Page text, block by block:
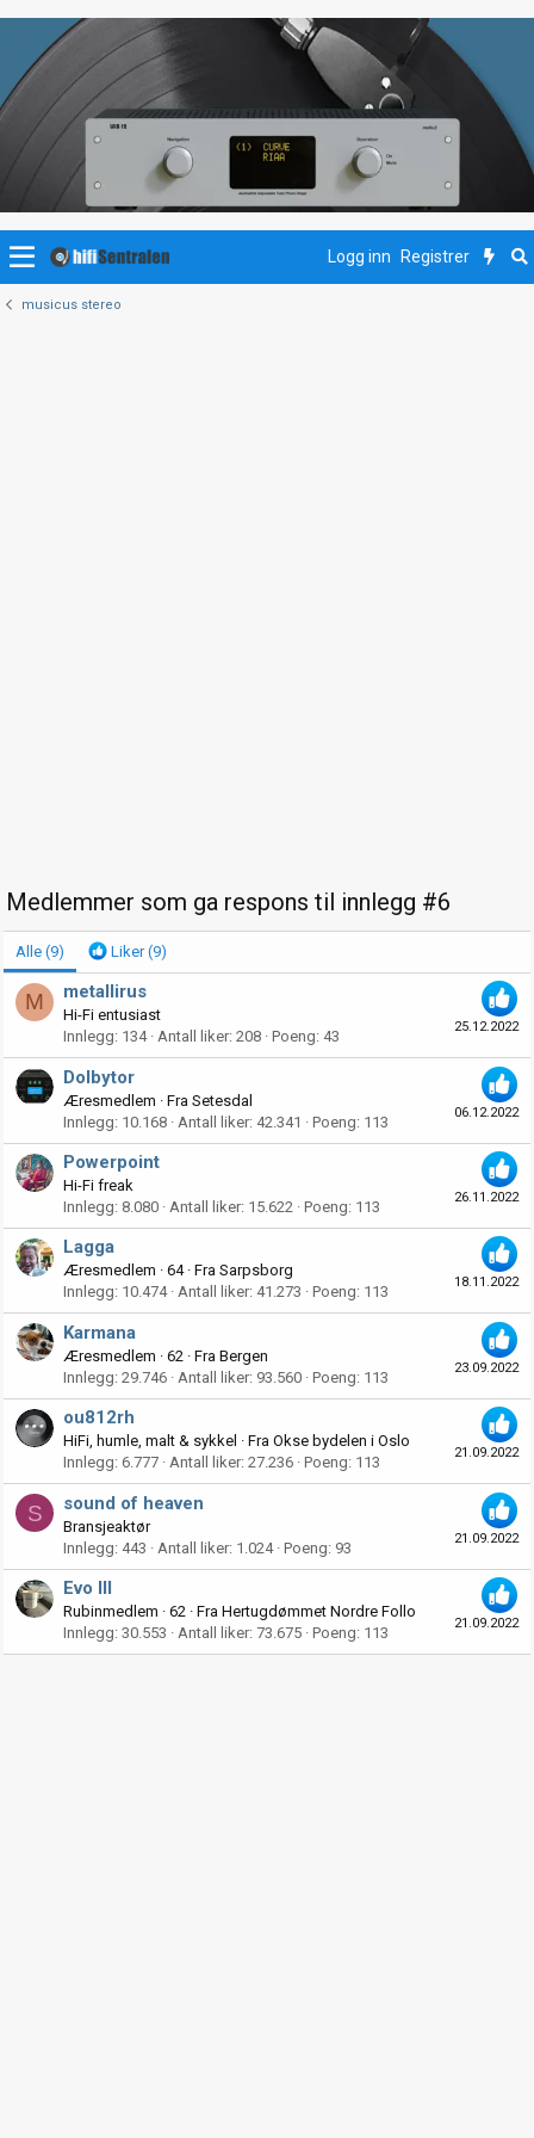
Logg inn Registrer
musicus stereo
Medlemmer som ga respons til innlegg #6
Alle (9) Liker(9)
M
25.12.2022
metallirus
Hi-Fi entusiast
Innlegg 134 Antall liker 208 Poeng 43
06.12.2022
Dolbytor
Æresmedlem · Fra Setesdal
Innlegg 10.168 Antall liker 42.341 Poeng 113
26.11.2022
Powerpoint
Hi-Fi freak
Innlegg 8.080 Antall liker 15.622 Poeng 113
18.11.2022
Lagga
Æresmedlem · 64 · Fra Sarpsborg
Innlegg 10.474 Antall liker 41.273 Poeng 113
23.09.2022
Karmana
Æresmedlem · 62 · Fra Bergen
Innlegg 29.746 Antall liker 93.560 Poeng 113
21.09.2022
ou812rh
HiFi, humle, malt & sykkel · Fra Okse bydelen i Oslo
Innlegg 6.777 Antall liker 27.236 Poeng 113
S
21.09.2022
sound of heaven
Bransjeaktør
Innlegg 443 Antall liker 1.024 Poeng 93
21.09.2022
Evo III
Rubinmedlem · 62 · Fra Hertugdømmet Nordre Follo
Innlegg 30.553 Antall liker 73.675 Poeng 113